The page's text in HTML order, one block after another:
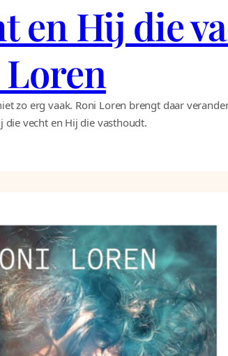
en Hij die
zo erg vaak. Roni Loren brengt daar
vecht en Hij die vasthoudt.